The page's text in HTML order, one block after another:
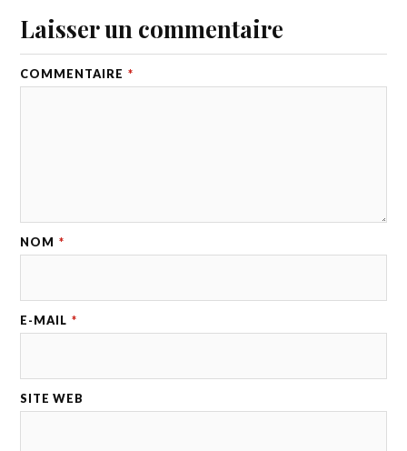
Laisser un commentaire
COMMENTAIRE *
NOM *
E-MAIL *
SITE WEB